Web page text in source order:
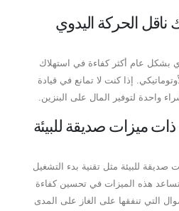
الحركة اليدوي
بشكل عام أكثر كفاءة في استهلاك
إذا كنت لا تمانع في قيادة
واحدة لتوفير المال على البنزين.
ميزات صديقة للبيئة
صديقة للبيئة مثل تقنية بدء التشغيل
هذه الميزات في تحسين كفاءة
التي تنفقها على الغاز على المدى